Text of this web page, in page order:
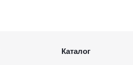
Каталог